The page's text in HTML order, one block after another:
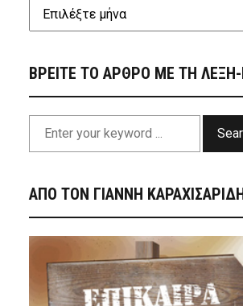
ΒΡΕΙΤΕ ΤΟ ΑΡΘΡΟ ΜΕ ΤΗ ΛΕΞΗ-
ΑΠΟ ΤΟΝ ΓΙΑΝΝΗ ΚΑΡΑΧΙΣΑΡΙΔΗ